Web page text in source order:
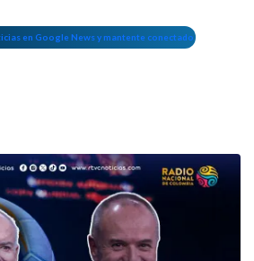
en Google News y mantente conectado